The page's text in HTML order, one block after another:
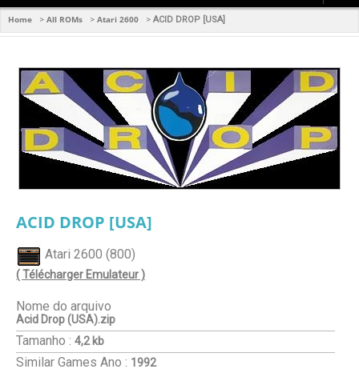
navigation
Home > All ROMs > Atari 2600 > ACID DROP [USA]
ACID DROP [USA]
Atari 2600 (800)
( Télécharger Emulateur )
Nome do arquivo
Acid Drop (USA).zip
Tamanho : 4,2 kb
Similar Games Ano : 1992